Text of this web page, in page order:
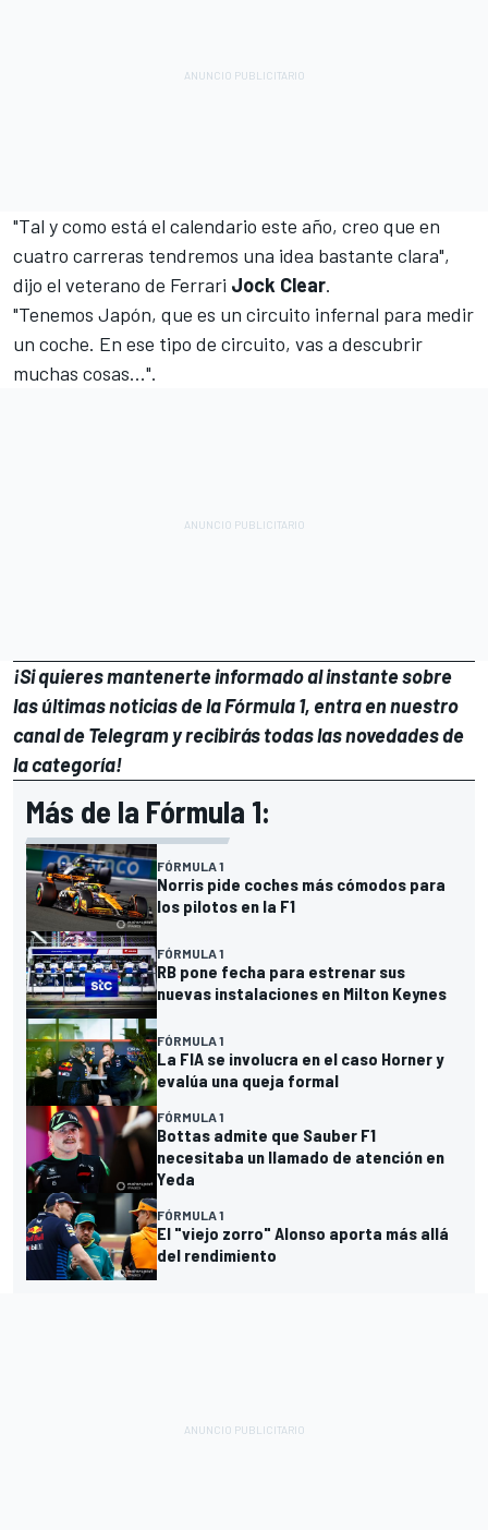
"Tal y como está el calendario este año, creo que en
cuatro carreras tendremos una idea bastante clara",
dijo el veterano de Ferrari Jock Clear.
"Tenemos Japón, que es un circuito infernal para medir
un coche. En ese tipo de circuito, vas a descubrir
muchas cosas...".
¡Si quieres mantenerte informado al instante sobre
las últimas noticias de la Fórmula 1, entra ennuestro
canal de Telegramy recibirás todas las novedades de
la categoría!
Más de la Fórmula 1:
FÓRMULA 1
Norris pide coches más cómodos para
los pilotos en la F1
FÓRMULA 1
RB pone fecha para estrenar sus
nuevas instalaciones en Milton Keynes
FÓRMULA 1
La FIA se involucra en el caso Horner y
evalúa una queja formal
FÓRMULA 1
Bottas admite que Sauber F1
necesitaba un llamado de atención en
Yeda
FÓRMULA 1
El "viejo zorro" Alonso aporta más allá
del rendimiento